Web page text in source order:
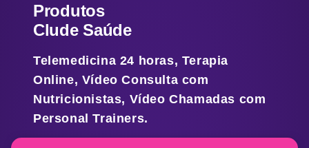
Produtos
Clude Saúde
Telemedicina 24 horas, Terapia
Online, Vídeo Consulta com
Nutricionistas, Vídeo Chamadas com
Personal Trainers.